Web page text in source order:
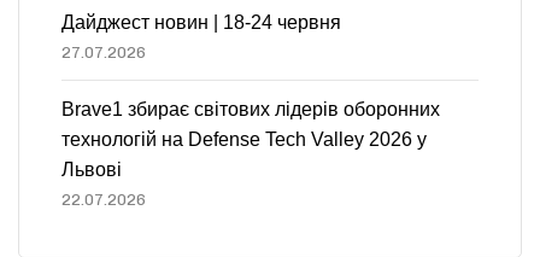
Дайджест новин | 18-24 червня
27.07.2026
Brave1 збирає світових лідерів оборонних
технологій на Defense Tech Valley 2026 у
Львові
22.07.2026